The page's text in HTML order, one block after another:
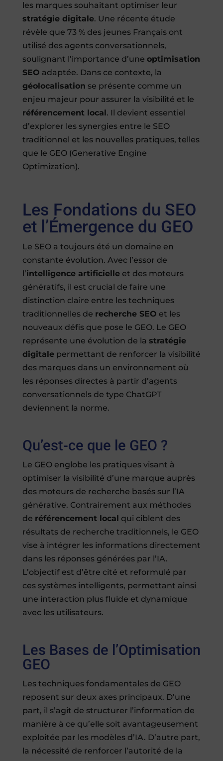
les marques souhaitant optimiser leur
stratégie digitale. Une récente étude
révèle que 73 % des jeunes Français ont
utilisé des agents conversationnels,
soulignant l’importance d’une optimisation
SEO adaptée. Dans ce contexte, la
géolocalisation se présente comme un
enjeu majeur pour assurer la visibilité et le
référencement local. Il devient essentiel
d’explorer les synergies entre le SEO
traditionnel et les nouvelles pratiques, telles
que le GEO (Generative Engine
Optimization).
Les Fondations du SEO
et l’Émergence du GEO
Le SEO a toujours été un domaine en
constante évolution. Avec l’essor de
l’intelligence artificielleet des moteurs
génératifs, il est crucial de faire une
distinction claire entre les techniques
traditionnelles de recherche SEO et les
nouveaux défis que pose le GEO. Le GEO
représente une évolution de la stratégie
digitalepermettant de renforcer la visibilité
des marques dans un environnement où
les réponses directes à partir d’agents
conversationnels de type ChatGPT
deviennent la norme.
Qu’est-ce que le GEO ?
Le GEO englobe les pratiques visant à
optimiser la visibilité d’une marque auprès
des moteurs de recherche basés sur l’IA
générative. Contrairement aux méthodes
de référencement local qui ciblent des
résultats de recherche traditionnels, le GEO
vise à intégrer les informations directement
dans les réponses générées par l’IA.
L’objectif est d’être cité et reformulé par
ces systèmes intelligents, permettant ainsi
une interaction plus fluide et dynamique
avec les utilisateurs.
Les Bases de l’Optimisation
GEO
Les techniques fondamentales de GEO
reposent sur deux axes principaux. D’une
part, il s’agit de structurer l’information de
manière à ce qu’elle soit avantageusement
exploitée par les modèles d’IA. D’autre part,
la nécessité de renforcer l’autorité de la